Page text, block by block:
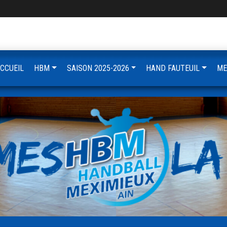
HBM SAISON 2025-2026 HAND FAUTEUIL